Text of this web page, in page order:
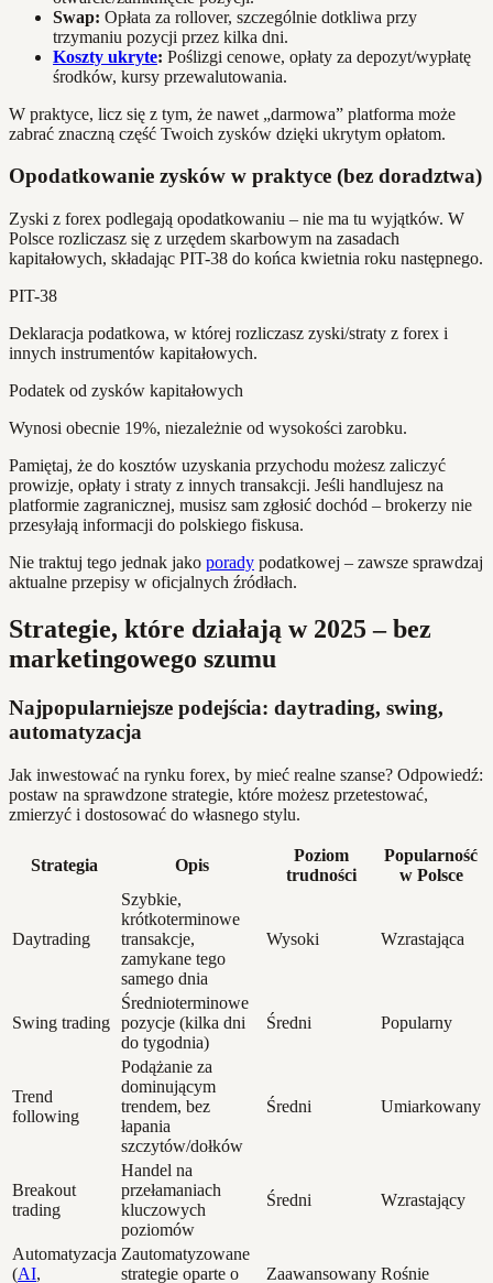
Swap: Opłata za rollover, szczególnie dotkliwa przy
trzymaniu pozycji przez kilka dni.
Koszty ukryte: Poślizgi cenowe, opłaty za depozyt/wypłatę
środków, kursy przewalutowania.
W praktyce, licz się z tym, że nawet „darmowa” platforma może
zabrać znaczną część Twoich zysków dzięki ukrytym opłatom.
Opodatkowanie zysków w praktyce (bez doradztwa)
Zyski z forex podlegają opodatkowaniu – nie ma tu wyjątków. W
Polsce rozliczasz się z urzędem skarbowym na zasadach
kapitałowych, składając PIT-38 do końca kwietnia roku następnego.
PIT-38
Deklaracja podatkowa, w której rozliczasz zyski/straty z forex i
innych instrumentów kapitałowych.
Podatek od zysków kapitałowych
Wynosi obecnie 19%, niezależnie od wysokości zarobku.
Pamiętaj, że do kosztów uzyskania przychodu możesz zaliczyć
prowizje, opłaty i straty z innych transakcji. Jeśli handlujesz na
platformie zagranicznej, musisz sam zgłosić dochód – brokerzy nie
przesyłają informacji do polskiego fiskusa.
Nie traktuj tego jednak jako porady podatkowej – zawsze sprawdzaj
aktualne przepisy w oficjalnych źródłach.
Strategie, które działają w 2025 – bez
marketingowego szumu
Najpopularniejsze podejścia: daytrading, swing,
automatyzacja
Jak inwestować na rynku forex, by mieć realne szanse? Odpowiedź:
postaw na sprawdzone strategie, które możesz przetestować,
zmierzyć i dostosować do własnego stylu.
Strategia Opis
Poziom
trudności
Popularność
w Polsce
Daytrading
Szybkie,
krótkoterminowe
transakcje,
zamykane tego
samego dnia
Wysoki Wzrastająca
Swing trading
Średnioterminowe
pozycje (kilka dni
do tygodnia)
Średni Popularny
Trend
following
Podążanie za
dominującym
trendem, bez
łapania
szczytów/dołków
Średni Umiarkowany
Breakout
trading
Handel na
przełamaniach
kluczowych
poziomów
Średni Wzrastający
Automatyzacja
(AI,
Zautomatyzowane
strategie oparte o
Zaawansowany Rośnie